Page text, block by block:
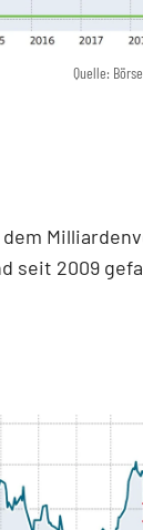
Quelle:
seit 2009